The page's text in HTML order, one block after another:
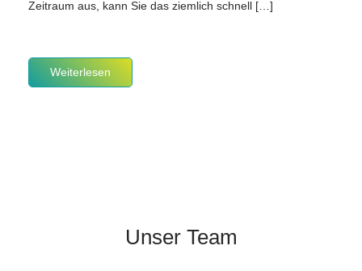
Zeitraum aus, kann Sie das ziemlich schnell […]
Weiterlesen
Unser Team